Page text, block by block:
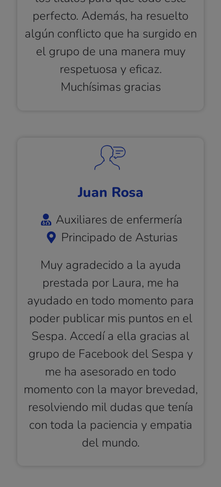
perfecto. Además, ha resuelto
algún conflicto que ha surgido en
el grupo de una manera muy
respetuosa y eficaz.
Muchísimas gracias
Juan Rosa
Auxiliares de enfermería
Principado de Asturias
Muy agradecido a la ayuda
prestada por Laura, me ha
ayudado en todo momento para
poder publicar mis puntos en el
Sespa. Accedí a ella gracias al
grupo de Facebook del Sespa y
me ha asesorado en todo
momento con la mayor brevedad,
resolviendo mil dudas que tenía
con toda la paciencia y empatia
del mundo.